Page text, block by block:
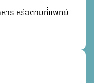
าร หรือตามที่แพทย์